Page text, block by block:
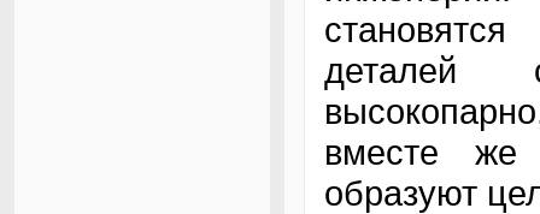
деталей
вместе же
образуют